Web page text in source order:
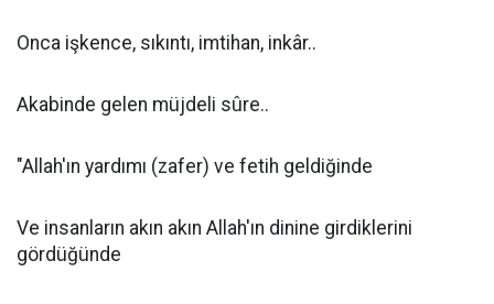
Onca işkence, sıkıntı, imtihan, inkâr..
Akabinde gelen müjdeli sûre..
"Allah'ın yardımı (zafer) ve fetih geldiğinde
Ve insanların akın akın Allah'ın dinine girdiklerini
gördüğünde